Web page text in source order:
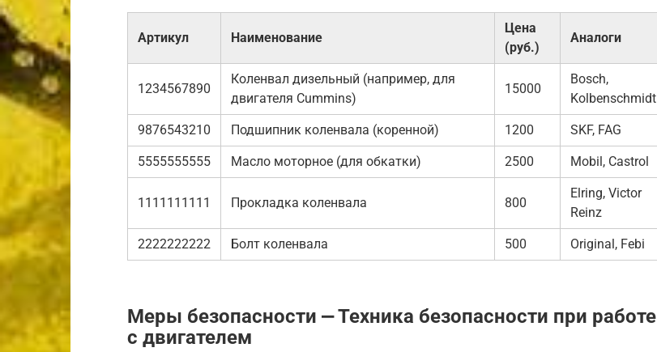
Артикул Наименование
Цена
(руб.)
Аналоги
1234567890
Коленвал дизельный (например, для
двигателя Cummins)
15000
Bosch,
Kolbenschmidt
9876543210 Подшипник коленвала (коренной) 1200 SKF, FAG
5555555555 Масло моторное (для обкатки) 2500 Mobil, Castrol
1111111111 Прокладка коленвала 800
Elring, Victor
Reinz
2222222222 Болт коленвала 500 Original, Febi
Меры безопасности ⎼ Техника безопасности при работе
с двигателем